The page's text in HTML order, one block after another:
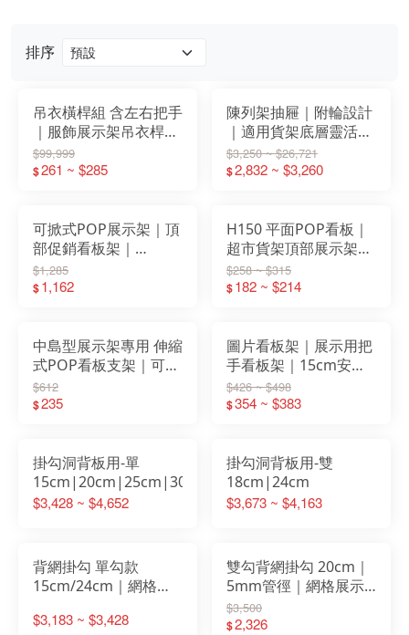
排序
吊衣橫桿組 含左右把手
｜服飾展示架吊衣桿｜
貨架吊掛配件
W900/W1200
$99,999
$261 ~ $285
陳列架抽屜｜附輪設計
｜適用貨架底層靈活收
納 W600 W750
W900(mm)
$3,250 ~ $26,721
$2,832 ~ $3,260
可掀式POP展示架｜頂
部促銷看板架｜
W857mm鐵製看板框
(不含把手)
$1,285
$1,162
H150 平面POP看板｜
超市貨架頂部展示架｜
促銷分類資訊看板（白
色／W600-W1200
$258 ~ $315
$182 ~ $214
中島型展示架專用 伸縮
式POP看板支架｜可調
寬｜簡易安裝｜白色
$612
$235
圖片看板架｜展示用把
手看板架｜15cm安裝
手柄｜促銷分類標示架
｜KD式組裝｜白色｜
$426 ~ $498
$354 ~ $383
掛勾洞背板用-單
15cm|20cm|25cm|30cm
$3,428 ~ $4,652
掛勾洞背板用-雙
18cm|24cm
$3,673 ~ $4,163
背網掛勾 單勾款
15cm/24cm｜網格展
掛鉤｜免工具安裝｜適
$3,183 ~ $3,428
雙勾背網掛勾 20cm｜
5mm管徑｜網格展示
掛鉤｜吊掛展示專用配
件｜適用超市／便利商
$3,500
$2,326